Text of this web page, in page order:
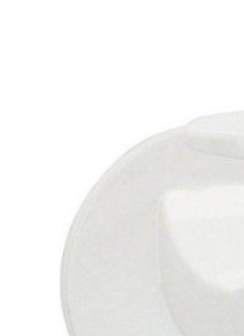
NÁBYTEK -
Konzole
Úchytky a madla
Spojovací materiál